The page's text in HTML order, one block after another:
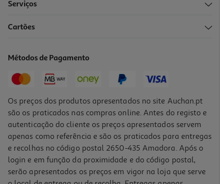
Serviços
Cartões
Métodos de Pagamento
Os preços dos produtos apresentados no site Auchan.pt
são os praticados nas compras online. Antes do registo e
autenticação do cliente os preços apresentados servem
apenas como referência e são os praticados para entregas
e recolhas no código postal 2650-435 Amadora. Após o
login e em função da proximidade e do código postal,
serão apresentados os preços em vigor na loja que serve